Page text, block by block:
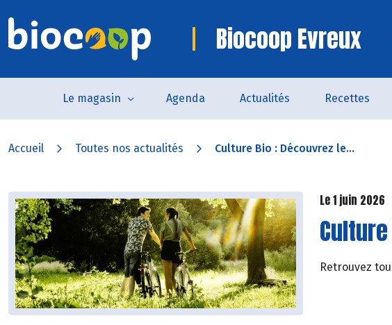
Biocoop Evreux
Le magasin Agenda Actualités Recettes
Accueil Toutes nos actualités Culture Bio : Découvrez le...
Le 1 juin 2026
Retrouvez